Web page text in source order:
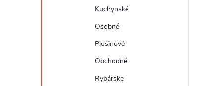
Kuchynské
Osobné
Plošinové
Obchodné
Rybárske